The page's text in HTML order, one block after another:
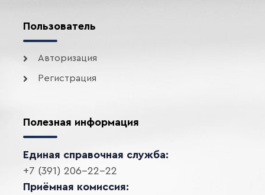
Пользователь
Авторизация
Регистрация
Полезная информация
Единая справочная служба:
+7 (391) 206-22-22
Приёмная комиссия: